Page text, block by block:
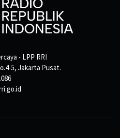
- LPP RRI
5, Jakarta Pusat.